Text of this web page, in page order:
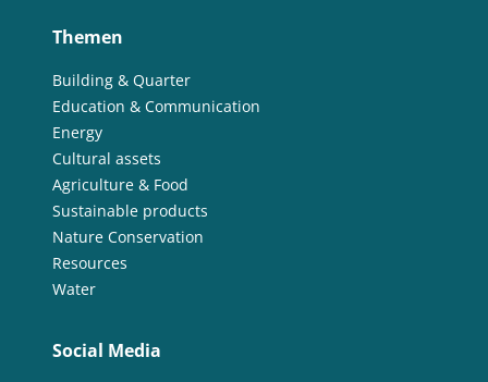
Themen
Building & Quarter
Education & Communication
Energy
Cultural assets
Agriculture & Food
Sustainable products
Nature Conservation
Resources
Water
Social Media